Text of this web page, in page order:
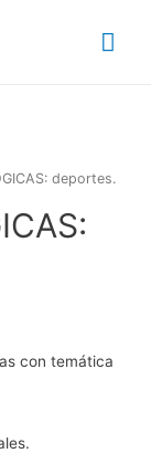
deportes.
con temática